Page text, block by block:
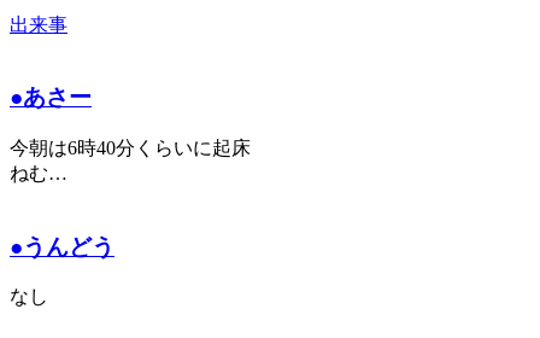
出来事
●あさー
今朝は6時40分くらいに起床
ねむ…
●うんどう
なし